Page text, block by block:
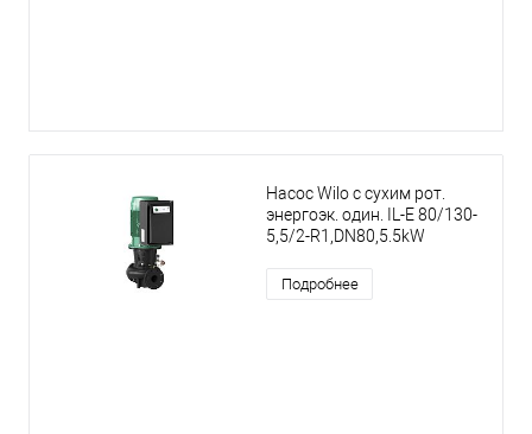
Насос Wilo с сухим рот.
энергоэк. один. IL-E 80/130-
5,5/2-R1,DN80,5.5kW
Подробнее